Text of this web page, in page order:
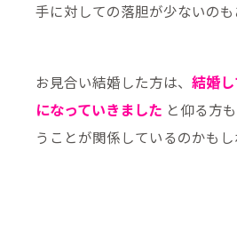
手に対しての落胆が少ないのも
お見合い結婚した方は、 結婚
になっていきました と仰る方
うことが関係しているのかもし